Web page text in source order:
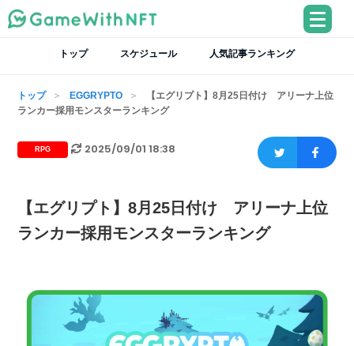
トップ スケジュール 人気記事ランキング
トップ EGGRYPTO
【エグリプト】8月25日付け アリーナ上位
ランカー採用モンスターランキング
RPG 2025/09/01 18:38
【エグリプト】8月25日付け アリーナ上位
ランカー採用モンスターランキング